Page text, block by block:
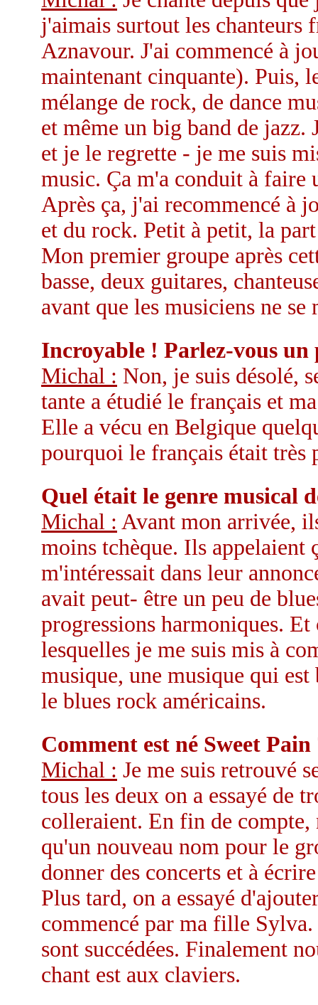
j'aimais surtout les chanteurs
Aznavour. J'ai commencé à
maintenant cinquante). Puis,
mélange de rock, de dance
et même un big band de jazz.
et je le regrette - je me suis
music. Ça m'a conduit à faire
Après ça, j'ai recommencé à
et du rock. Petit à petit, la
Mon premier groupe après
basse, deux guitares,
avant que les musiciens ne se
Incroyable ! Parlez-vous un
Michal : Non, je suis désolé,
tante a étudié le français et
Elle a vécu en Belgique
pourquoi le français était très
Quel était le genre musical
Michal : Avant mon arrivée,
moins tchèque. Ils appelaient
m'intéressait dans leur
avait peut- être un peu de
progressions harmoniques. Et
lesquelles je me suis mis à
musique, une musique qui
le blues rock américains.
Comment est né Sweet Pain
Michal : Je me suis retrouvé
tous les deux on a essayé de
colleraient. En fin de compte,
qu'un nouveau nom pour le
donner des concerts et à
Plus tard, on a essayé
commencé par ma fille Sylva.
sont succédées. Finalement
chant est aux claviers.